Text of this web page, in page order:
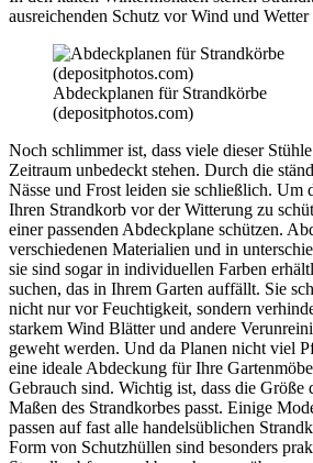
ausreichenden Schutz vor Wind und
Abdeckplanen für Strandkörbe
(depositphotos.com)
Noch schlimmer ist, dass viele dieser
Zeitraum unbedeckt stehen. Durch die
Nässe und Frost leiden sie schließlich. Um
Ihren Strandkorb vor der Witterung zu
einer passenden Abdeckplane schützen.
verschiedenen Materialien und in
sie sind sogar in individuellen Farben
suchen, das in Ihrem Garten auffällt. Sie
nicht nur vor Feuchtigkeit, sondern
starkem Wind Blätter und andere
geweht werden. Und da Planen nicht viel
eine ideale Abdeckung für Ihre
Gebrauch sind. Wichtig ist, dass die Größe
Maßen des Strandkorbes passt. Einige
passen auf fast alle handelsüblichen
Form von Schutzhüllen sind besonders